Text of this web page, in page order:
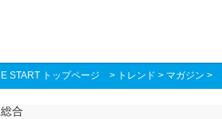
E START トップページ > トレンド > マガジン >
総合